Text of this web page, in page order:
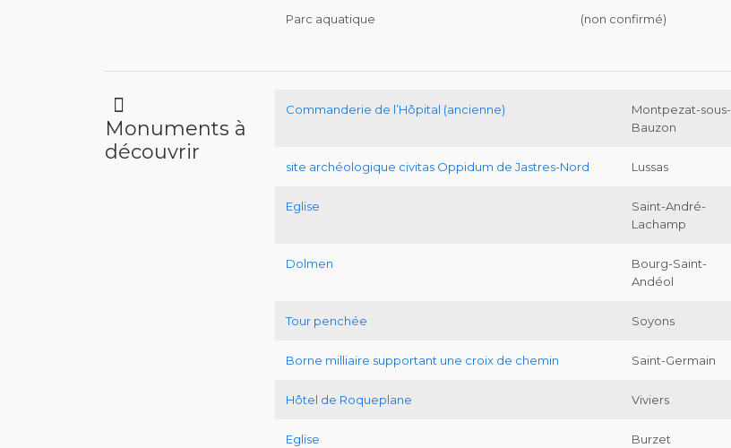
Parc aquatique (non confirmé)
Monuments à
découvrir
Commanderie de l’Hôpital (ancienne)
Montpezat-sous-
Bauzon
site archéologique civitas Oppidum de Jastres-Nord Lussas
Eglise
Saint-André-
Lachamp
Dolmen
Bourg-Saint-
Andéol
Tour penchée Soyons
Borne milliaire supportant une croix de chemin Saint-Germain
Hôtel de Roqueplane Viviers
Eglise Burzet